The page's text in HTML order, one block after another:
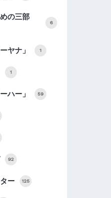
の三部
6
ヤナ」 1
1
ハー」 59
92
ー 125